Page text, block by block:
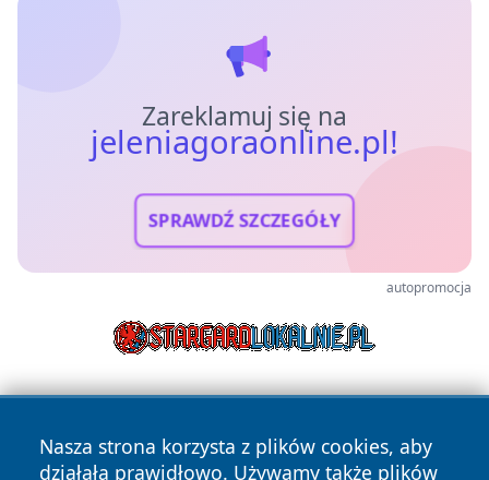
Zareklamuj się na
jeleniagoraonline.pl!
SPRAWDŹ SZCZEGÓŁY
autopromocja
Nasza strona korzysta z plików cookies, aby
działała prawidłowo. Używamy także plików